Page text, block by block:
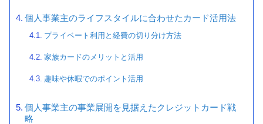
個人事業主のライフスタイルに合わせたカード活用法
プライベート利用と経費の切り分け方法
家族カードのメリットと活用
趣味や休暇でのポイント活用
個人事業主の事業展開を見据えたクレジットカード戦
略